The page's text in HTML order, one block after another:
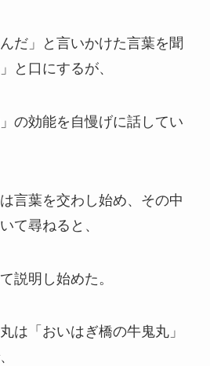
だ」と言いかけた言葉を聞
と口にするが、
の効能を自慢げに話してい
言葉を交わし始め、その中
て尋ねると、
説明し始めた。
は「おいはぎ橋の牛鬼丸」